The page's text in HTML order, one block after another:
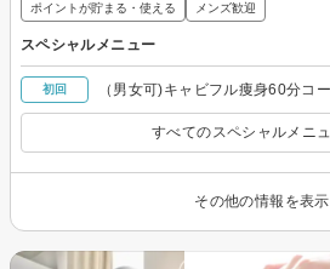
ポイントが貯まる・使える メンズ歓迎
スペシャルメニュー
初回 （男女可)キャビフル痩身60分コー
すべてのスペシャルメニ
その他の情報を表示